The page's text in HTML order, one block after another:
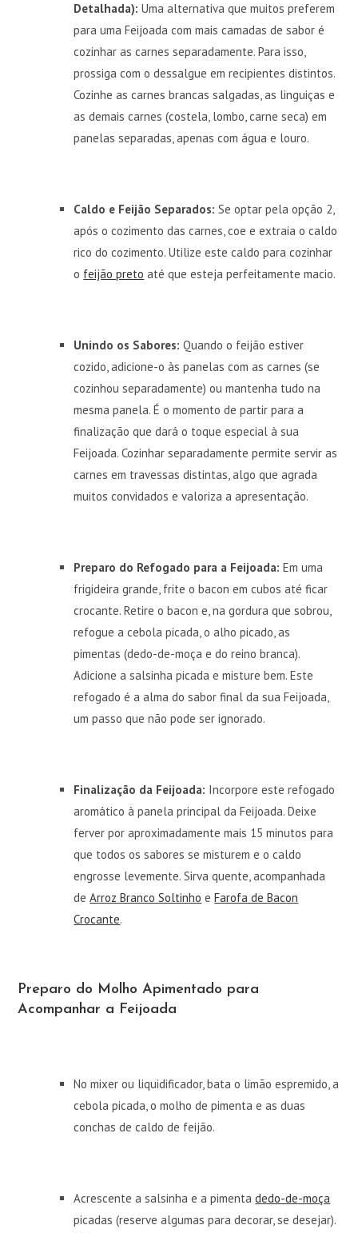
Detalhada): Uma alternativa que muitos preferem
para uma Feijoada com mais camadas de sabor é
cozinhar as carnes separadamente. Para isso,
prossiga com o dessalgue em recipientes distintos.
Cozinhe as carnes brancas salgadas, as linguiças e
as demais carnes (costela, lombo, carne seca) em
panelas separadas, apenas com água e louro.
Caldo e Feijão Separados: Se optar pela opção 2,
após o cozimento das carnes, coe e extraia o caldo
rico do cozimento. Utilize este caldo para cozinhar
o feijão preto até que esteja perfeitamente macio.
Unindo os Sabores: Quando o feijão estiver
cozido, adicione-o às panelas com as carnes (se
cozinhou separadamente) ou mantenha tudo na
mesma panela. É o momento de partir para a
finalização que dará o toque especial à sua
Feijoada. Cozinhar separadamente permite servir as
carnes em travessas distintas, algo que agrada
muitos convidados e valoriza a apresentação.
Preparo do Refogado para a Feijoada: Em uma
frigideira grande, frite o bacon em cubos até ficar
crocante. Retire o bacon e, na gordura que sobrou,
refogue a cebola picada, o alho picado, as
pimentas (dedo-de-moça e do reino branca).
Adicione a salsinha picada e misture bem. Este
refogado é a alma do sabor final da sua Feijoada,
um passo que não pode ser ignorado.
Finalização da Feijoada: Incorpore este refogado
aromático à panela principal da Feijoada. Deixe
ferver por aproximadamente mais 15 minutos para
que todos os sabores se misturem e o caldo
engrosse levemente. Sirva quente, acompanhada
deArroz Branco Soltinho eFarofa de Bacon
Crocante.
Preparo do Molho Apimentado para
Acompanhar a Feijoada
No mixer ou liquidificador, bata o limão espremido, a
cebola picada, o molho de pimenta e as duas
conchas de caldo de feijão.
Acrescente a salsinha e a pimentadedo-de-moça
picadas (reserve algumas para decorar, se desejar).